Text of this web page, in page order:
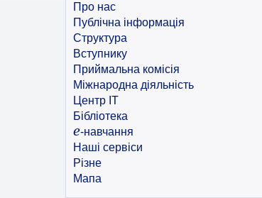
Про нас
Публічна інформація
Структура
Вступнику
Приймальна комісія
Міжнародна діяльність
Центр ІТ
Бібліотека
e-навчання
Наші сервіси
Різне
Мапа